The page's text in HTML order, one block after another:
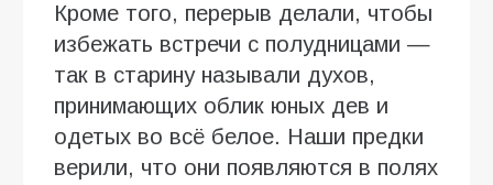
Кроме того, перерыв делали, чтобы
избежать встречи с полудницами —
так в старину называли духов,
принимающих облик юных дев и
одетых во всё белое. Наши предки
верили, что они появляются в полях